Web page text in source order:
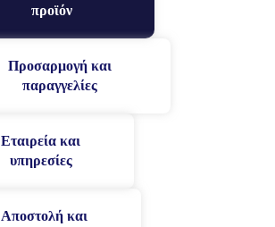
προϊόν
Προσαρμογή και
παραγγελίες
Εταιρεία και
υπηρεσίες
Αποστολή και